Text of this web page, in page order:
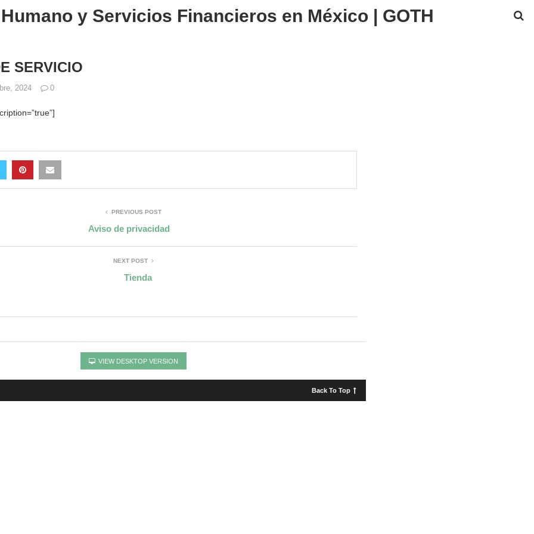
y Servicios Financieros en México | GOTH
SERVICIO
2024 0
PREVIOUS POST
Aviso de privacidad
NEXT POST
Tienda
VIEW DESKTOP VERSION
Back To Top